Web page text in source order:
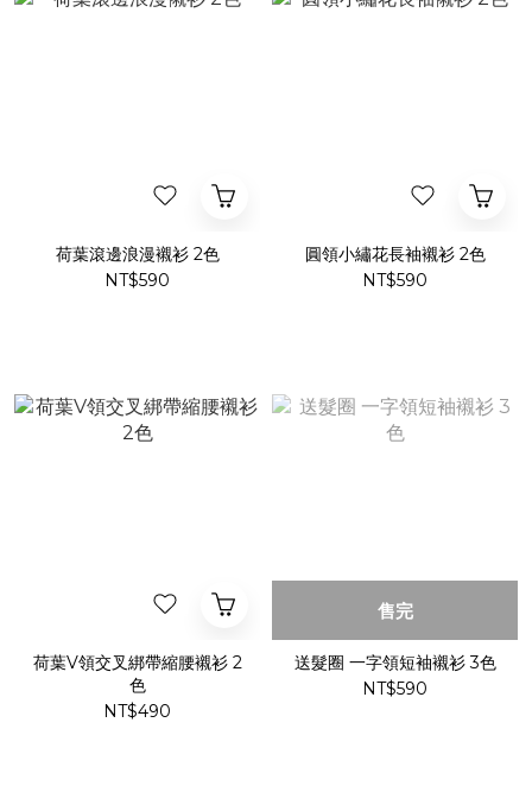
荷葉滾邊浪漫襯衫 2色
NT$590
圓領小繡花長袖襯衫 2色
NT$590
荷葉V領交叉綁帶縮腰襯衫 2
色
NT$490
售完
送髮圈 一字領短袖襯衫 3色
NT$590